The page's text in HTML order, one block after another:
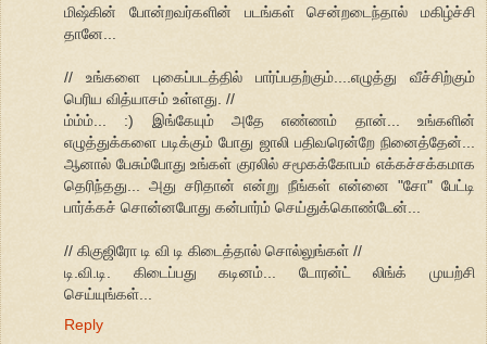
மிஷ்கின் போன்றவர்களின் படங்கள் சென்றடைந்தால் மகிழ்ச்சி
தானே...
// உங்களை புகைப்படத்தில் பார்ப்பதற்கும்....எழுத்து வீச்சிற்கும்
பெரிய வித்யாசம் உள்ளது. //
ம்ம்ம்... :) இங்கேயும் அதே எண்ணம் தான்... உங்களின்
எழுத்துக்களை படிக்கும் போது ஜாலி பதிவரென்றே நினைத்தேன்...
ஆனால் பேசும்போது உங்கள் குரலில் சமூகக்கோபம் எக்கச்சக்கமாக
தெரிந்தது... அது சரிதான் என்று நீங்கள் என்னை "சோ" பேட்டி
பார்க்கச் சொன்னபோது கன்பார்ம் செய்துக்கொண்டேன்...
// கிகுஜிரோ டி வி டி கிடைத்தால் சொல்லுங்கள் //
டி.வி.டி. கிடைப்பது கடினம்... டோரன்ட் லிங்க் முயற்சி
செய்யுங்கள்...
Reply